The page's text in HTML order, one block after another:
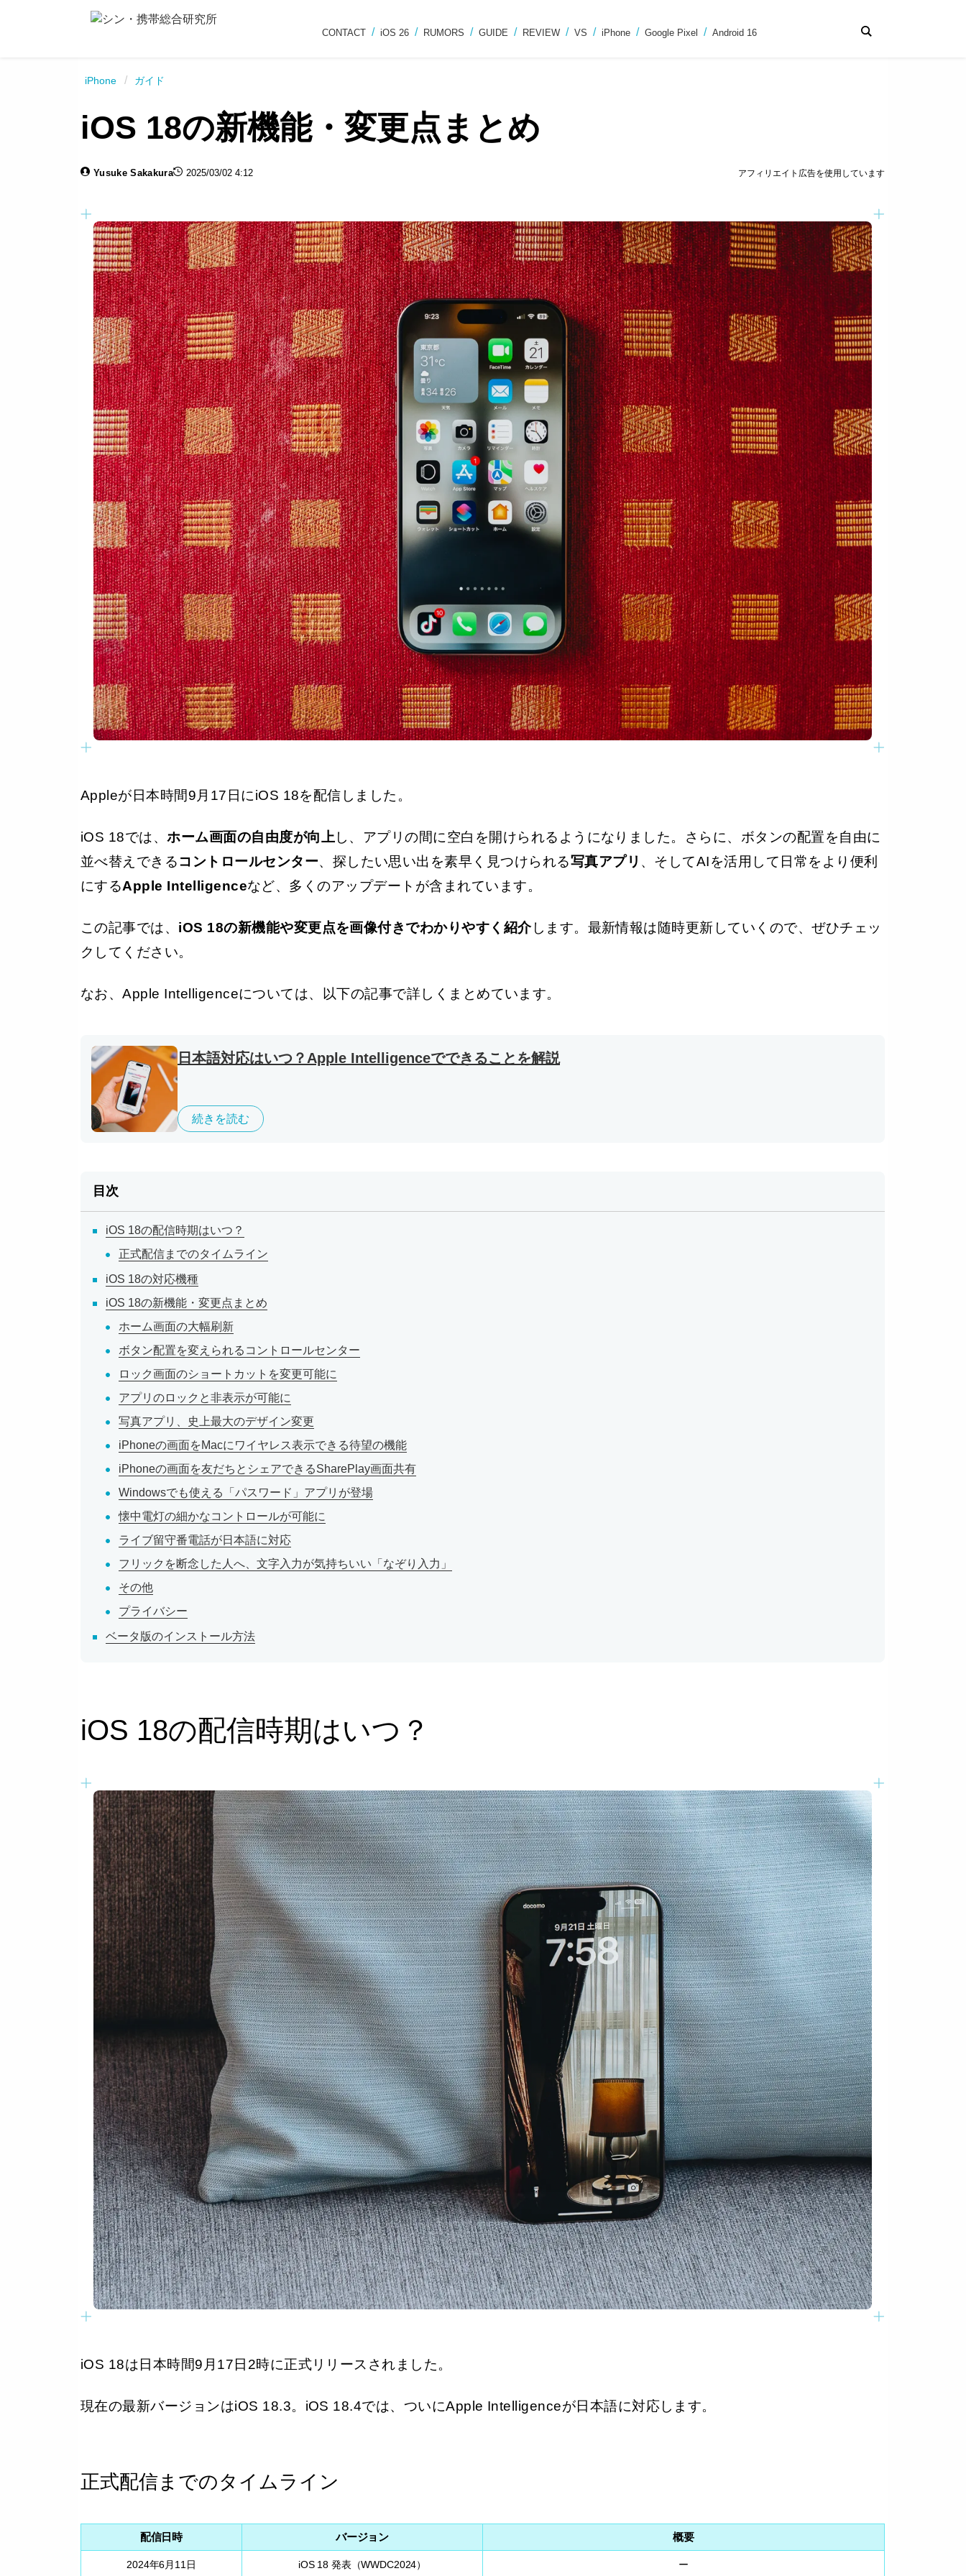
CONTACT iOS 26 RUMORS GUIDE REVIEW VS iPhone Google Pixel Android 16
iPhone / ガイド
iOS 18の新機能・変更点まとめ
Yusuke Sakakura 2025/03/02 4:12 アフィリエイト広告を使用しています
Appleが日本時間9月17日にiOS 18を配信しました。
iOS 18では、ホーム画面の自由度が向上し、アプリの間に空白を開けられるようになりました。さらに、ボタンの配置を自由に
並べ替えできるコントロールセンター、探したい思い出を素早く見つけられる写真アプリ 、そしてAIを活用して日常をより便利
にするApple Intelligenceなど、多くのアップデートが含まれています。
この記事では、 iOS 18の新機能や変更点を画像付きでわかりやすく紹介します。最新情報は随時更新していくので、ぜひチェッ
クしてください。
なお、Apple Intelligenceについては、以下の記事で詳しくまとめています。
日本語対応はいつ？Apple Intelligenceでできることを解説
続きを読む
目次
iOS 18の配信時期はいつ？
正式配信までのタイムライン
iOS 18の対応機種
iOS 18の新機能・変更点まとめ
ホーム画面の大幅刷新
ボタン配置を変えられるコントロールセンター
ロック画面のショートカットを変更可能に
アプリのロックと非表示が可能に
写真アプリ、史上最大のデザイン変更
iPhoneの画面をMacにワイヤレス表示できる待望の機能
iPhoneの画面を友だちとシェアできるSharePlay画面共有
Windowsでも使える「パスワード」アプリが登場
懐中電灯の細かなコントロールが可能に
ライブ留守番電話が日本語に対応
フリックを断念した人へ、文字入力が気持ちいい「なぞり入力」
その他
プライバシー
ベータ版のインストール方法
iOS 18の配信時期はいつ？
iOS 18は日本時間9月17日2時に正式リリースされました。
現在の最新バージョンはiOS 18.3。iOS 18.4では、ついにApple Intelligenceが日本語に対応します。
正式配信までのタイムライン
配信日時 バージョン 概要
2024年6月11日 iOS 18 発表（WWDC2024） ー